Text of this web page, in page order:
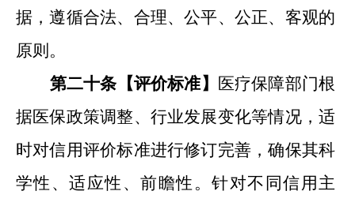
据，遵循合法、合理、公平、公正、客观的
原则。
第二十条【评价标准】 医疗保障部门根
据医保政策调整、行业发展变化等情况，适
时对信用评价标准进行修订完善，确保其科
学性、适应性、前瞻性。针对不同信用主